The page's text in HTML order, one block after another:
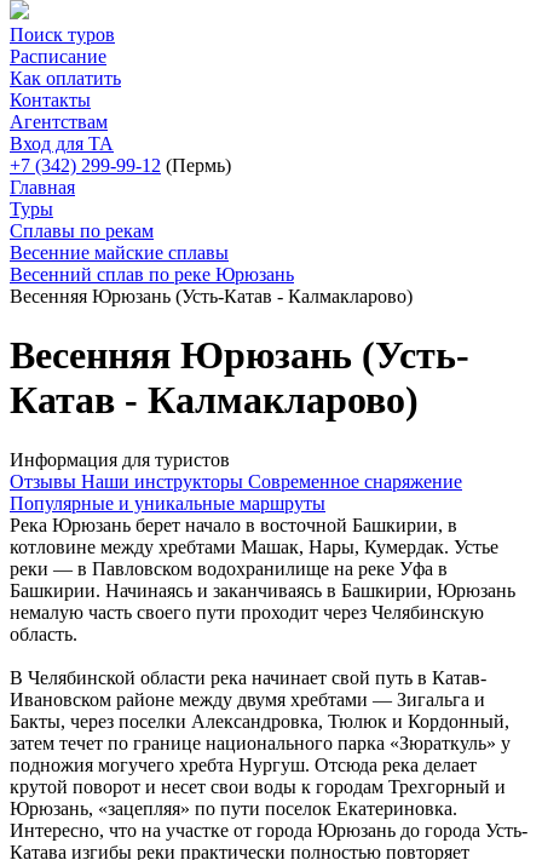
Поиск туров
Расписание
Как оплатить
Контакты
Агентствам
Вход для ТА
+7 (342) 299-99-12 (Пермь)
Главная
Туры
Сплавы по рекам
Весенние майские сплавы
Весенний сплав по реке Юрюзань
Весенняя Юрюзань (Усть-Катав - Калмакларово)
Весенняя Юрюзань (Усть-
Катав - Калмакларово)
Информация для туристов
Отзывы Наши инструкторы Современное снаряжение
Популярные и уникальные маршруты
Река Юрюзань берет начало в восточной Башкирии, в
котловине между хребтами Машак, Нары, Кумердак. Устье
реки — в Павловском водохранилище на реке Уфа в
Башкирии. Начинаясь и заканчиваясь в Башкирии, Юрюзань
немалую часть своего пути проходит через Челябинскую
область.
В Челябинской области река начинает свой путь в Катав-
Ивановском районе между двумя хребтами — Зигальга и
Бакты, через поселки Александровка, Тюлюк и Кордонный,
затем течет по границе национального парка «Зюраткуль» у
подножия могучего хребта Нургуш. Отсюда река делает
крутой поворот и несет свои воды к городам Трехгорный и
Юрюзань, «зацепляя» по пути поселок Екатериновка.
Интересно, что на участке от города Юрюзань до города Усть-
Катава изгибы реки практически полностью повторяет